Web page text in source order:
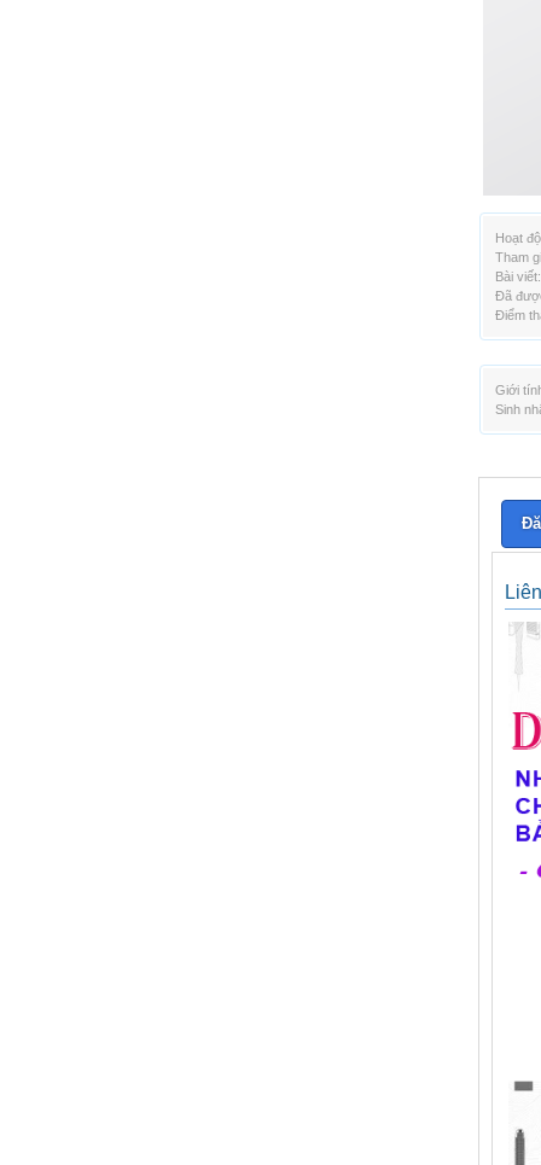
Hoạt
Tham
Bài viết:
Đã
Điểm
Giới
Sinh